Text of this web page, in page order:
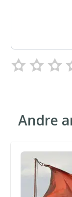
Andre